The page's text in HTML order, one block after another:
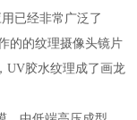
已经非常广泛了
的纹理摄像头镜片
UV胶水纹理成了画龙